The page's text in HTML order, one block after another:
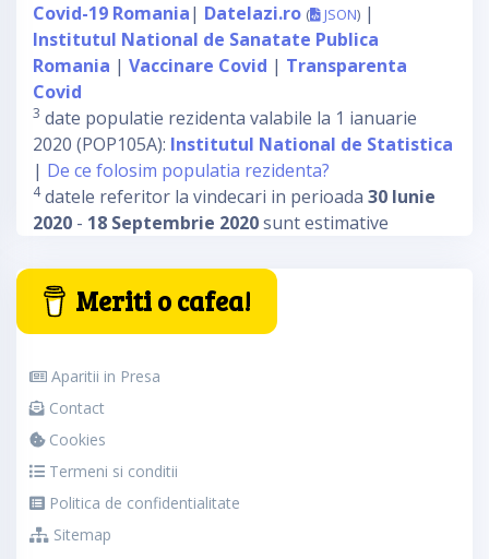
Covid-19 Romania| Datelazi.ro ( JSON) |
Institutul National de Sanatate Publica
Romania | Vaccinare Covid | Transparenta
Covid
3 date populatie rezidenta valabile la 1 ianuarie
2020 (POP105A): Institutul National de Statistica
| De ce folosim populatia rezidenta?
4datele referitor la vindecari in perioada 30 Iunie
2020 - 18 Septembrie 2020sunt estimative
Meriti o cafea!
Aparitii in Presa
Contact
Cookies
Termeni si conditii
Politica de confidentialitate
Sitemap